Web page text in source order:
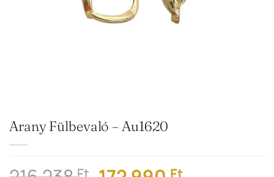
Arany Fülbevaló – Au1620